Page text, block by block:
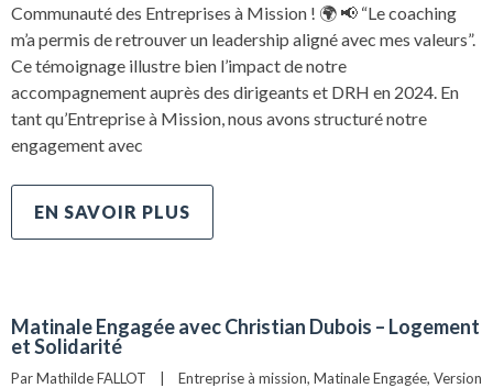
Communauté des Entreprises à Mission ! 🌍 📢 “Le coaching
m’a permis de retrouver un leadership aligné avec mes valeurs”.
Ce témoignage illustre bien l’impact de notre
accompagnement auprès des dirigeants et DRH en 2024. En
tant qu’Entreprise à Mission, nous avons structuré notre
engagement avec
EN SAVOIR PLUS
Matinale Engagée avec Christian Dubois – Logement
et Solidarité
Par Mathilde FALLOT Entreprise à mission, Matinale Engagée, Version